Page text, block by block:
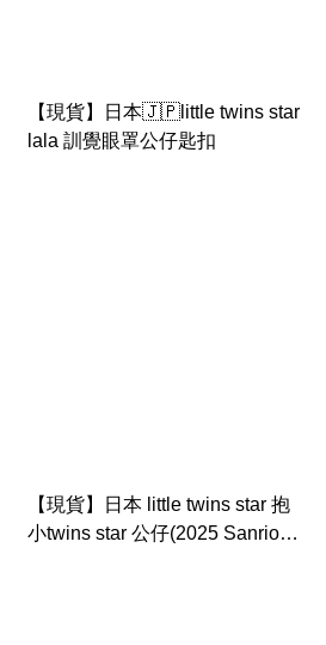
【現貨】日本🇯🇵little twins star
lala 訓覺眼罩公仔匙扣
【現貨】日本 little twins star 抱
小twins star 公仔(2025 Sanrio